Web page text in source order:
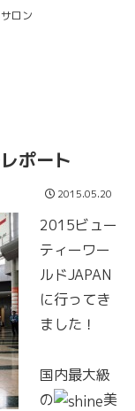
ロン
ポート
2015.05.20
2015ビュー
ティーワー
ルドJAPAN
に行ってき
ました！
国内最大級
の
美